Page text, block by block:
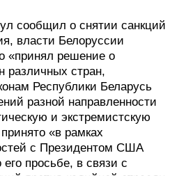
сообщил о снятии санкций
власти Белоруссии
«принял решение о
различных стран,
Республики Беларусь
разной направленности
и экстремистскую
«в рамках
с Президентом США
просьбе, в связи с